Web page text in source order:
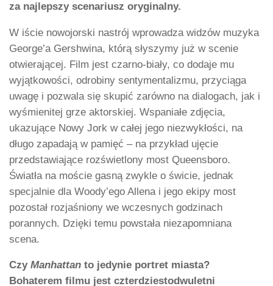
za najlepszy scenariusz oryginalny.
W iście nowojorski nastrój wprowadza widzów muzyka
George’a Gershwina, którą słyszymy już w scenie
otwierającej. Film jest czarno-biały, co dodaje mu
wyjątkowości, odrobiny sentymentalizmu, przyciąga
uwagę i pozwala się skupić zarówno na dialogach, jak i
wyśmienitej grze aktorskiej. Wspaniałe zdjęcia,
ukazujące Nowy Jork w całej jego niezwykłości, na
długo zapadają w pamięć – na przykład ujęcie
przedstawiające rozświetlony most Queensboro.
Światła na moście gasną zwykle o świcie, jednak
specjalnie dla Woody’ego Allena i jego ekipy most
pozostał rozjaśniony we wczesnych godzinach
porannych. Dzięki temu powstała niezapomniana
scena.
Czy Manhattan to jedynie portret miasta?
Bohaterem filmu jest czterdziestodwuletni